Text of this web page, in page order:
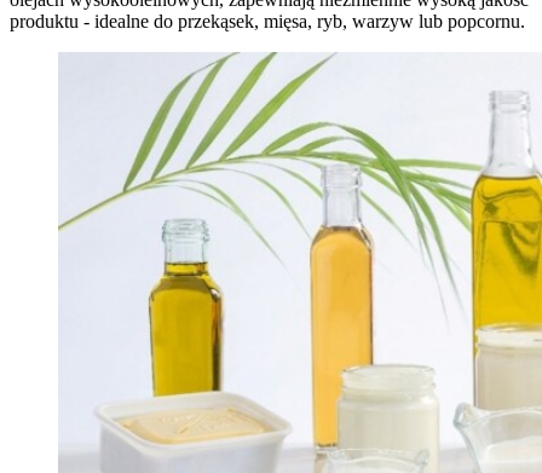
produktu - idealne do przekąsek, mięsa, ryb, warzyw lub popcornu.